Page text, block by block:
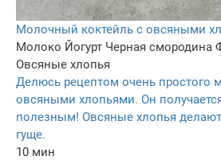
Молочный коктейль с овсяными
Молоко Йогурт Черная смородина
Овсяные хлопья
Делюсь рецептом очень простого
овсяными хлопьями. Он
полезным! Овсяные хлопья
гуще.
10 мин